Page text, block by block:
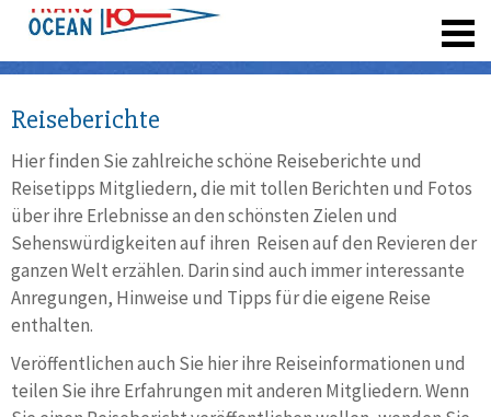
Reiseberichte
Hier finden Sie zahlreiche schöne Reiseberichte und
Reisetipps Mitgliedern, die mit tollen Berichten und Fotos
über ihre Erlebnisse an den schönsten Zielen und
Sehenswürdigkeiten auf ihren Reisen auf den Revieren der
ganzen Welt erzählen. Darin sind auch immer interessante
Anregungen, Hinweise und Tipps für die eigene Reise
enthalten.
Veröffentlichen auch Sie hier ihre Reiseinformationen und
teilen Sie ihre Erfahrungen mit anderen Mitgliedern. Wenn